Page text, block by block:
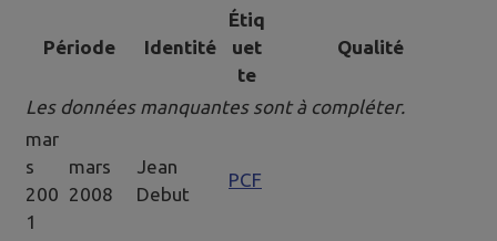
Période Identité
Étiq
uet
te
Qualité
Les données manquantes sont à compléter.
mar
s
200
1
mars
2008
Jean
Debut
PCF